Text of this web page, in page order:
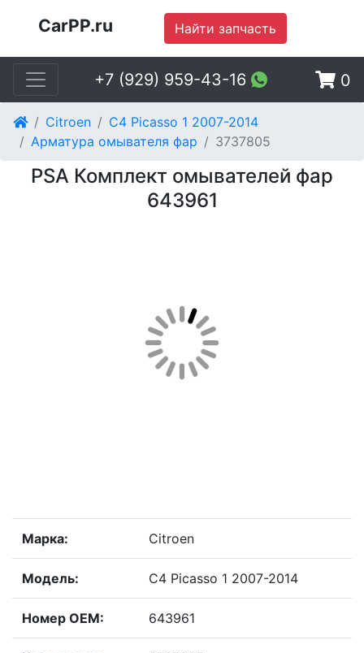
CarPP.ru Найти запчасть
+7 (929) 959-43-16 0
Citroen
C4 Picasso 1 2007-2014
Арматура омывателя фар
3737805
PSA Комплект омывателей фар
643961
Марка: Citroen
Модель: C4 Picasso 1 2007-2014
Номер OEM: 643961